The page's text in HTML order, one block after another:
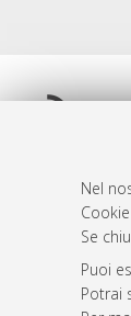
Nel
Se
Puoi
Potrai
Atom
Rss 2.0